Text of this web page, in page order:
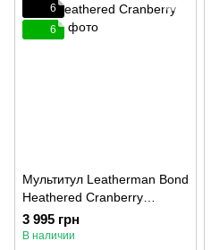
6
6
Мультитул Leatherman Bond
Heathered Cranberry
833311
3 995 грн
В наличии